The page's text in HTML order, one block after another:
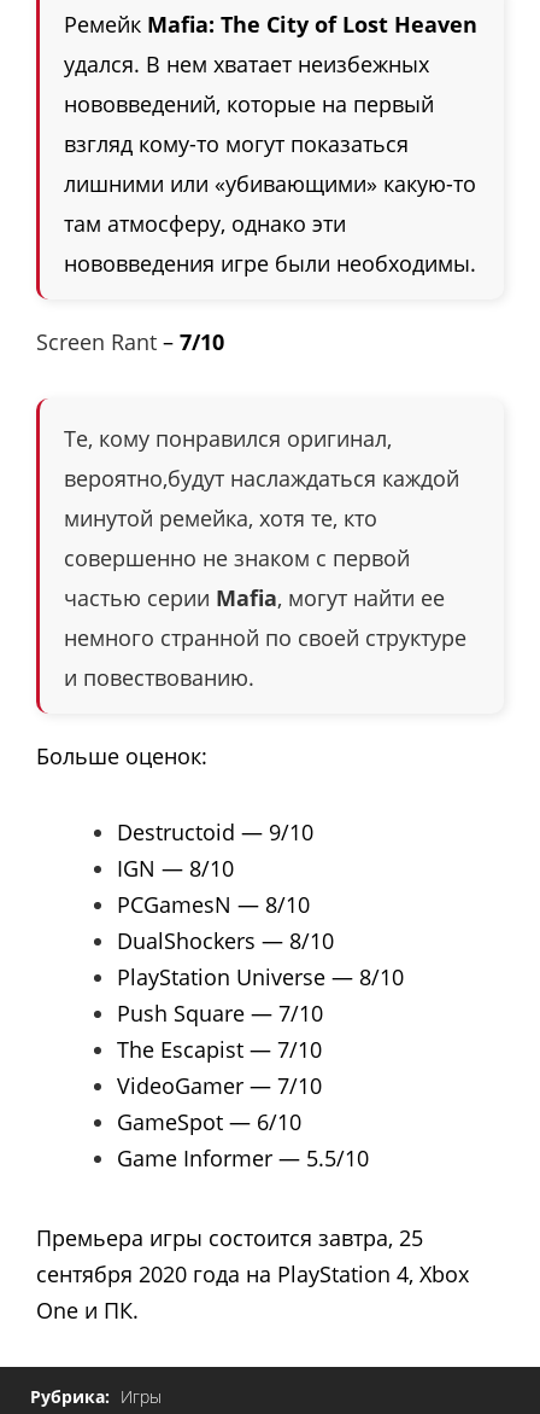
Ремейк Mafia: The City of Lost Heaven
удался. В нем хватает неизбежных
нововведений, которые на первый
взгляд кому-то могут показаться
лишними или «убивающими» какую-то
там атмосферу, однако эти
нововведения игре были необходимы.
Screen Rant – 7/10
Те, кому понравился оригинал,
вероятно,будут наслаждаться каждой
минутой ремейка, хотя те, кто
совершенно не знаком с первой
частью серии Mafia, могут найти ее
немного странной по своей структуре
и повествованию.
Больше оценок:
Destructoid — 9/10
IGN — 8/10
PCGamesN — 8/10
DualShockers — 8/10
PlayStation Universe — 8/10
Push Square — 7/10
The Escapist — 7/10
VideoGamer — 7/10
GameSpot — 6/10
Game Informer — 5.5/10
Премьера игры состоится завтра, 25
сентября 2020 года на PlayStation 4, Xbox
One и ПК.
Рубрика: Игры